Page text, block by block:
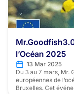
l’Océan 2025
13 Mar 2025
Du 3 au 7 mars, Mr.
européennes de
Bruxelles. Cet